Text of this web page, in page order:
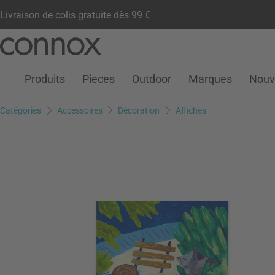
Livraison de colis gratuite dès 99 €
contenu
Compte clientListe de souhaits
Warenkorb
Produits Pieces Outdoor Marques
Catégories Accessoires Décoration Affiches